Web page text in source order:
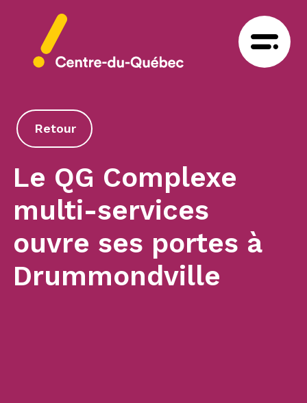
Retour
Le QG Complexe
multi-services
ouvre ses portes à
Drummondville